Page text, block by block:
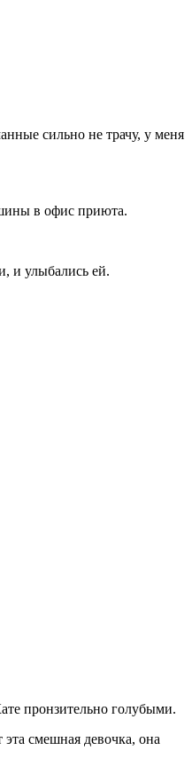
сильно не трачу, у меня
в офис приюта.
и улыбались ей.
пронзительно голубыми.
смешная девочка, она